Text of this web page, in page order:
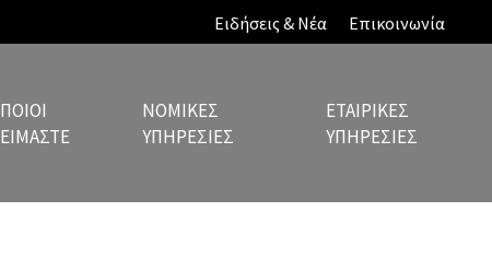
Ειδήσεις & Νέα Επικοινωνία
ΠΟΙΟΙ
ΕΊΜΑΣΤΕ
ΝΟΜΙΚΈΣ
ΥΠΗΡΕΣΊΕΣ
ΕΤΑΙΡΙΚΈΣ
ΥΠΗΡΕΣΊΕΣ